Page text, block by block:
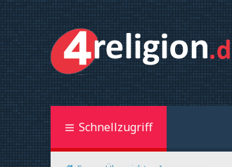
Schnellzugriff